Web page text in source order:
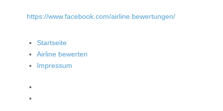
https://www.facebook.com/airline.bewertungen/
Startseite
Airline bewerten
Impressum